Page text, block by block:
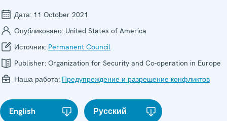
Дата: 11 October 2021
Опубликовано: United States of America
Источник: Permanent Council
Publisher: Organization for Security and Co-operation in Europe
Наша работа: Предупреждение и разрешение конфликтов
English Русский